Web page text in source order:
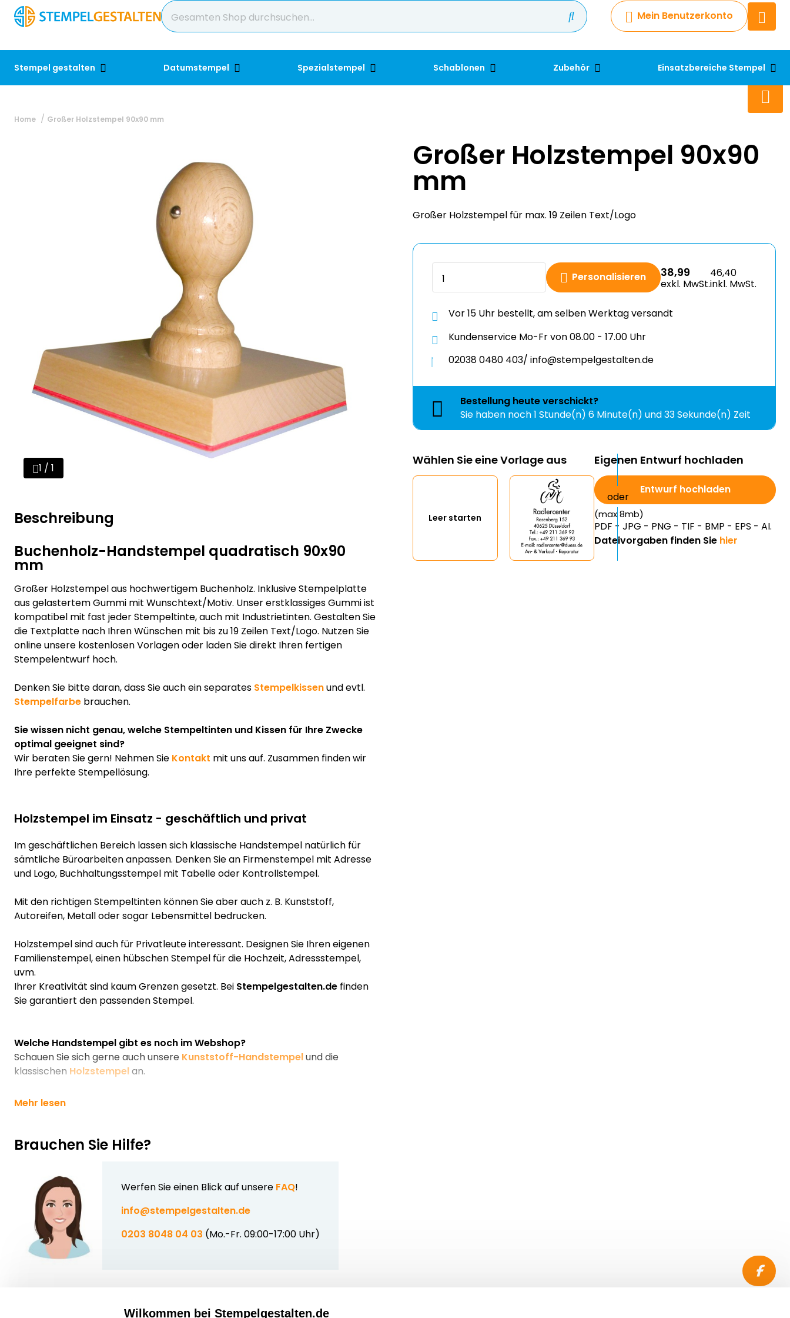
Mein Benutzerkonto
Stempel gestalten Datumstempel Spezialstempel Schablonen Zubehör Einsatzbereiche Stempel
Chatbot
Chatten Sie 24/7 mit unserem
+49 2038 0480 403
Home Großer Holzstempel 90x90 mm
1 / 1
Beschreibung
Buchenholz-Handstempel quadratisch 90x90
mm
Großer Holzstempel aus hochwertigem Buchenholz. Inklusive Stempelplatte
aus gelastertem Gummi mit Wunschtext/Motiv. Unser erstklassiges Gummi ist
kompatibel mit fast jeder Stempeltinte, auch mit Industrietinten. Gestalten Sie
die Textplatte nach Ihren Wünschen mit bis zu 19 Zeilen Text/Logo. Nutzen Sie
online unsere kostenlosen Vorlagen oder laden Sie direkt Ihren fertigen
Stempelentwurf hoch.
Denken Sie bitte daran, dass Sie auch ein separates Stempelkissenund evtl.
Stempelfarbe brauchen.
Sie wissen nicht genau, welche Stempeltinten und Kissen für Ihre Zwecke
optimal geeignet sind?
Wir beraten Sie gern! Nehmen Sie Kontakt mit uns auf. Zusammen finden wir
Ihre perfekte Stempellösung.
Holzstempel im Einsatz - geschäftlich und privat
Im geschäftlichen Bereich lassen sich klassische Handstempel natürlich für
sämtliche Büroarbeiten anpassen. Denken Sie an Firmenstempel mit Adresse
und Logo, Buchhaltungsstempel mit Tabelle oder Kontrollstempel.
Mit den richtigen Stempeltinten können Sie aber auch z. B. Kunststoff,
Autoreifen, Metall oder sogar Lebensmittel bedrucken.
Holzstempel sind auch für Privatleute interessant. Designen Sie Ihren eigenen
Familienstempel, einen hübschen Stempel für die Hochzeit, Adressstempel,
uvm.
Ihrer Kreativität sind kaum Grenzen gesetzt. Bei Stempelgestalten.de finden
Sie garantiert den passenden Stempel.
Welche Handstempel gibt es noch im Webshop?
Schauen Sie sich gerne auch unsere Kunststoff-Handstempelund die
klassischen Holzstempelan.
Mehr lesen
Brauchen Sie Hilfe?
Werfen Sie einen Blick auf unsere FAQ!
info@stempelgestalten.de
0203 8048 04 03 (Mo.-Fr. 09:00-17:00 Uhr)
Großer Holzstempel 90x90
mm
Großer Holzstempel für max. 19 Zeilen Text/Logo
Personalisieren 38,99
exkl. MwSt.
46,40
inkl. MwSt.
Vor 15 Uhr bestellt, am selben Werktag versandt
Kundenservice Mo-Fr von 08.00 - 17.00 Uhr
02038 0480 403/ info@stempelgestalten.de
Bestellung heuteverschickt?
Sie haben noch1 Stunde(n) 6 Minute(n) und 33 Sekunde(n) Zeit
Wählen Sie eine Vorlage aus
Leer starten
Eigenen Entwurf hochladen
Entwurf hochladen
(max 8mb)
PDF - JPG - PNG - TIF - BMP - EPS - AI.
Dateivorgaben finden Sie hier
Wilkommen bei Stempelgestalten.de